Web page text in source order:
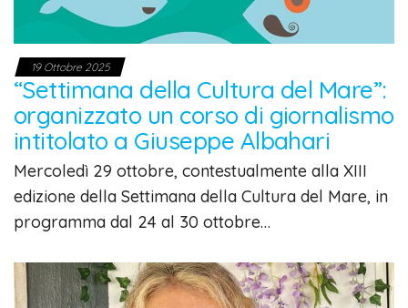
19 Ottobre 2025
“Settimana della Cultura del Mare”:
organizzato un corso di giornalismo
intitolato a Giuseppe Albahari
Mercoledì 29 ottobre, contestualmente alla XIII
edizione della Settimana della Cultura del Mare, in
programma dal 24 al 30 ottobre…